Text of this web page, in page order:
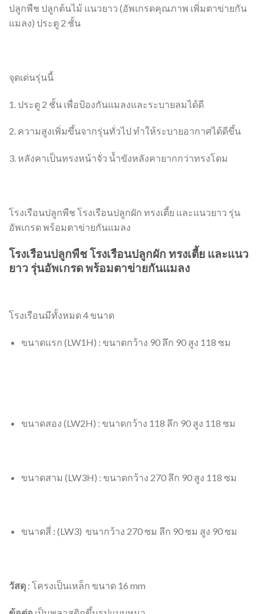
ปลูกพืช ปลูกต้นไม้ แนวยาว (อัพเกรดคุณภาพ เพิ่มตาข่ายกัน
แมลง) ประตู 2 ชั้น
จุดเด่นรุ่นนี้
1. ประตู 2 ชั้น เพื่อป้องกันแมลงและระบายลมได้ดี
2. ความสูงเพิ่มขึ้นจากรุ่นทั่วไป ทำให้ระบายอากาศได้ดีขึ้น
3. หลังคาเป็นทรงหน้าจั่ว น้ำขังหลังคายากกว่าทรงโดม
โรงเรือนปลูกพืช โรงเรือนปลูกผัก ทรงเตี้ย และแนวยาว รุ่น
อัพเกรด พร้อมตาข่ายกันแมลง
โรงเรือนปลูกพืช โรงเรือนปลูกผัก ทรงเตี้ย และแนว
ยาว รุ่นอัพเกรด พร้อมตาข่ายกันแมลง
โรงเรือนมีทั้งหมด 4 ขนาด
ขนาดแรก (LW1H) : ขนาดกว้าง 90 ลึก 90 สูง 118 ซม
ขนาดสอง (LW2H) : ขนาดกว้าง 118 ลึก 90 สูง 118 ซม
ขนาดสาม (LW3H) : ขนาดกว้าง 270 ลึก 90 สูง 118 ซม
ขนาดสี่ : (LW3) ขนากว้าง 270 ซม ลึก 90 ซม สูง 90 ซม
วัสดุ : โครงเป็นเหล็ก ขนาด 16 mm